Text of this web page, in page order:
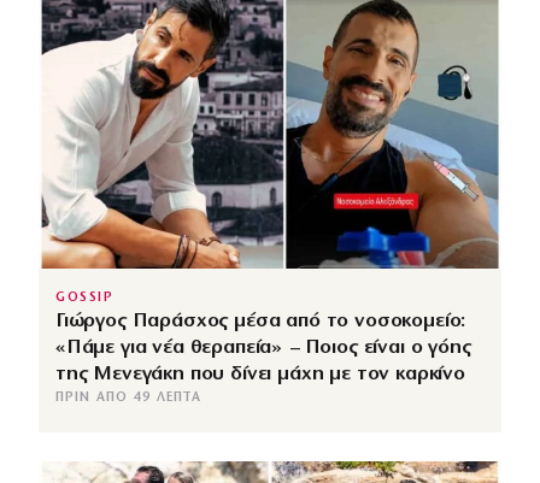
GOSSIP
Γιώργος Παράσχος μέσα από το νοσοκομείο:
«Πάμε για νέα θεραπεία» – Ποιος είναι ο γόης
της Μενεγάκη που δίνει μάχη με τον καρκίνο
ΠΡΙΝ ΑΠΌ 49 ΛΕΠΤΆ